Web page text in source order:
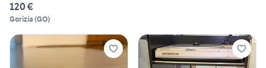
120 €
Gorizia (GO)